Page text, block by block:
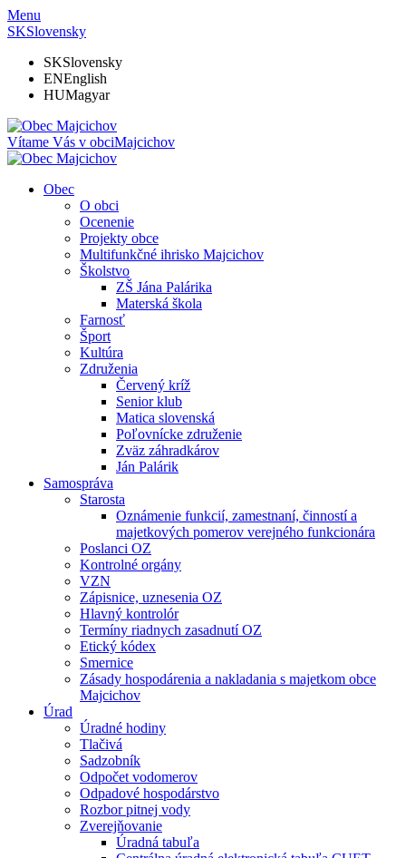
Menu
SKSlovensky
SKSlovensky
ENEnglish
HUMagyar
Vítame Vás v obciMajcichov
Obec
O obci
Ocenenie
Projekty obce
Multifunkčné ihrisko Majcichov
Školstvo
ZŠ Jána Palárika
Materská škola
Farnosť
Šport
Kultúra
Združenia
Červený kríž
Senior klub
Matica slovenská
Poľovnícke združenie
Zväz záhradkárov
Ján Palárik
Samospráva
Starosta
Oznámenie funkcií, zamestnaní, činností a
majetkových pomerov verejného funkcionára
Poslanci OZ
Kontrolné orgány
VZN
Zápisnice, uznesenia OZ
Hlavný kontrolór
Termíny riadnych zasadnutí OZ
Etický kódex
Smernice
Zásady hospodárenia a nakladania s majetkom obce
Majcichov
Úrad
Úradné hodiny
Tlačivá
Sadzobník
Odpočet vodomerov
Odpadové hospodárstvo
Rozbor pitnej vody
Zverejňovanie
Úradná tabuľa